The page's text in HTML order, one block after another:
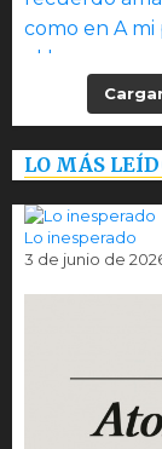
LO MÁS
Lo inesperado
3 de junio de